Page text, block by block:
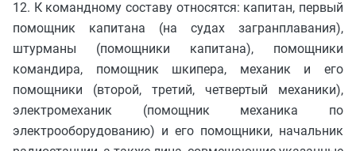
12. К командному составу относятся: капитан, первый
помощник капитана (на судах загранплавания),
штурманы (помощники капитана), помощники
командира, помощник шкипера, механик и его
помощники (второй, третий, четвертый механики),
электромеханик (помощник механика по
электрооборудованию) и его помощники, начальник